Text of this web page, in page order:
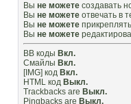
Вы не можете создавать
Вы не можете отвечать в
Вы не можете
Вы не можете
BB коды Вкл.
Смайлы Вкл.
[IMG] код Вкл.
HTML код Выкл.
Trackbacks are Выкл.
Pingbacks are Выкл.